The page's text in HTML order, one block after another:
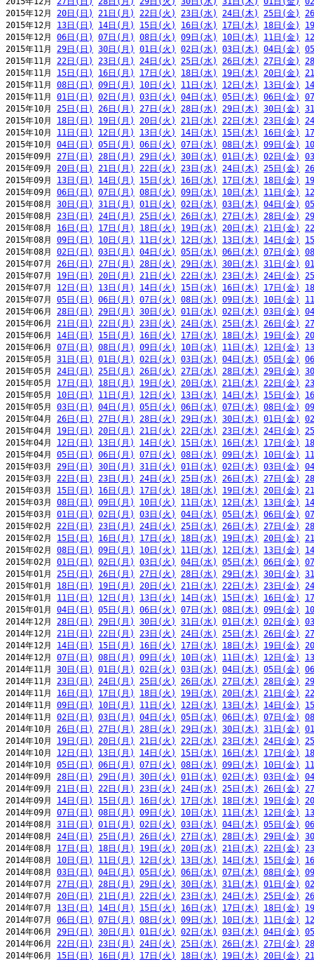
2015年12月 20日(日) 21日(月) 22日(火) 23日(水) 24日(木) 25日(金)
2015年12月 13日(日) 14日(月) 15日(火) 16日(水) 17日(木) 18日(金)
2015年12月 06日(日) 07日(月) 08日(火) 09日(水) 10日(木) 11日(金)
2015年11月 29日(日) 30日(月) 01日(火) 02日(水) 03日(木) 04日(金)
2015年11月 22日(日) 23日(月) 24日(火) 25日(水) 26日(木) 27日(金)
2015年11月 15日(日) 16日(月) 17日(火) 18日(水) 19日(木) 20日(金)
2015年11月 08日(日) 09日(月) 10日(火) 11日(水) 12日(木) 13日(金)
2015年11月 01日(日) 02日(月) 03日(火) 04日(水) 05日(木) 06日(金)
2015年10月 25日(日) 26日(月) 27日(火) 28日(水) 29日(木) 30日(金)
2015年10月 18日(日) 19日(月) 20日(火) 21日(水) 22日(木) 23日(金)
2015年10月 11日(日) 12日(月) 13日(火) 14日(水) 15日(木) 16日(金)
2015年10月 04日(日) 05日(月) 06日(火) 07日(水) 08日(木) 09日(金)
2015年09月 27日(日) 28日(月) 29日(火) 30日(水) 01日(木) 02日(金)
2015年09月 20日(日) 21日(月) 22日(火) 23日(水) 24日(木) 25日(金)
2015年09月 13日(日) 14日(月) 15日(火) 16日(水) 17日(木) 18日(金)
2015年09月 06日(日) 07日(月) 08日(火) 09日(水) 10日(木) 11日(金)
2015年08月 30日(日) 31日(月) 01日(火) 02日(水) 03日(木) 04日(金)
2015年08月 23日(日) 24日(月) 25日(火) 26日(水) 27日(木) 28日(金)
2015年08月 16日(日) 17日(月) 18日(火) 19日(水) 20日(木) 21日(金)
2015年08月 09日(日) 10日(月) 11日(火) 12日(水) 13日(木) 14日(金)
2015年08月 02日(日) 03日(月) 04日(火) 05日(水) 06日(木) 07日(金)
2015年07月 26日(日) 27日(月) 28日(火) 29日(水) 30日(木) 31日(金)
2015年07月 19日(日) 20日(月) 21日(火) 22日(水) 23日(木) 24日(金)
2015年07月 12日(日) 13日(月) 14日(火) 15日(水) 16日(木) 17日(金)
2015年07月 05日(日) 06日(月) 07日(火) 08日(水) 09日(木) 10日(金)
2015年06月 28日(日) 29日(月) 30日(火) 01日(水) 02日(木) 03日(金)
2015年06月 21日(日) 22日(月) 23日(火) 24日(水) 25日(木) 26日(金)
2015年06月 14日(日) 15日(月) 16日(火) 17日(水) 18日(木) 19日(金)
2015年06月 07日(日) 08日(月) 09日(火) 10日(水) 11日(木) 12日(金)
2015年05月 31日(日) 01日(月) 02日(火) 03日(水) 04日(木) 05日(金)
2015年05月 24日(日) 25日(月) 26日(火) 27日(水) 28日(木) 29日(金)
2015年05月 17日(日) 18日(月) 19日(火) 20日(水) 21日(木) 22日(金)
2015年05月 10日(日) 11日(月) 12日(火) 13日(水) 14日(木) 15日(金)
2015年05月 03日(日) 04日(月) 05日(火) 06日(水) 07日(木) 08日(金)
2015年04月 26日(日) 27日(月) 28日(火) 29日(水) 30日(木) 01日(金)
2015年04月 19日(日) 20日(月) 21日(火) 22日(水) 23日(木) 24日(金)
2015年04月 12日(日) 13日(月) 14日(火) 15日(水) 16日(木) 17日(金)
2015年04月 05日(日) 06日(月) 07日(火) 08日(水) 09日(木) 10日(金)
2015年03月 29日(日) 30日(月) 31日(火) 01日(水) 02日(木) 03日(金)
2015年03月 22日(日) 23日(月) 24日(火) 25日(水) 26日(木) 27日(金)
2015年03月 15日(日) 16日(月) 17日(火) 18日(水) 19日(木) 20日(金)
2015年03月 08日(日) 09日(月) 10日(火) 11日(水) 12日(木) 13日(金)
2015年03月 01日(日) 02日(月) 03日(火) 04日(水) 05日(木) 06日(金)
2015年02月 22日(日) 23日(月) 24日(火) 25日(水) 26日(木) 27日(金)
2015年02月 15日(日) 16日(月) 17日(火) 18日(水) 19日(木) 20日(金)
2015年02月 08日(日) 09日(月) 10日(火) 11日(水) 12日(木) 13日(金)
2015年02月 01日(日) 02日(月) 03日(火) 04日(水) 05日(木) 06日(金)
2015年01月 25日(日) 26日(月) 27日(火) 28日(水) 29日(木) 30日(金)
2015年01月 18日(日) 19日(月) 20日(火) 21日(水) 22日(木) 23日(金)
2015年01月 11日(日) 12日(月) 13日(火) 14日(水) 15日(木) 16日(金)
2015年01月 04日(日) 05日(月) 06日(火) 07日(水) 08日(木) 09日(金)
2014年12月 28日(日) 29日(月) 30日(火) 31日(水) 01日(木) 02日(金)
2014年12月 21日(日) 22日(月) 23日(火) 24日(水) 25日(木) 26日(金)
2014年12月 14日(日) 15日(月) 16日(火) 17日(水) 18日(木) 19日(金)
2014年12月 07日(日) 08日(月) 09日(火) 10日(水) 11日(木) 12日(金)
2014年11月 30日(日) 01日(月) 02日(火) 03日(水) 04日(木) 05日(金)
2014年11月 23日(日) 24日(月) 25日(火) 26日(水) 27日(木) 28日(金)
2014年11月 16日(日) 17日(月) 18日(火) 19日(水) 20日(木) 21日(金)
2014年11月 09日(日) 10日(月) 11日(火) 12日(水) 13日(木) 14日(金)
2014年11月 02日(日) 03日(月) 04日(火) 05日(水) 06日(木) 07日(金)
2014年10月 26日(日) 27日(月) 28日(火) 29日(水) 30日(木) 31日(金)
2014年10月 19日(日) 20日(月) 21日(火) 22日(水) 23日(木) 24日(金)
2014年10月 12日(日) 13日(月) 14日(火) 15日(水) 16日(木) 17日(金)
2014年10月 05日(日) 06日(月) 07日(火) 08日(水) 09日(木) 10日(金)
2014年09月 28日(日) 29日(月) 30日(火) 01日(水) 02日(木) 03日(金)
2014年09月 21日(日) 22日(月) 23日(火) 24日(水) 25日(木) 26日(金)
2014年09月 14日(日) 15日(月) 16日(火) 17日(水) 18日(木) 19日(金)
2014年09月 07日(日) 08日(月) 09日(火) 10日(水) 11日(木) 12日(金)
2014年08月 31日(日) 01日(月) 02日(火) 03日(水) 04日(木) 05日(金)
2014年08月 24日(日) 25日(月) 26日(火) 27日(水) 28日(木) 29日(金)
2014年08月 17日(日) 18日(月) 19日(火) 20日(水) 21日(木) 22日(金)
2014年08月 10日(日) 11日(月) 12日(火) 13日(水) 14日(木) 15日(金)
2014年08月 03日(日) 04日(月) 05日(火) 06日(水) 07日(木) 08日(金)
2014年07月 27日(日) 28日(月) 29日(火) 30日(水) 31日(木) 01日(金)
2014年07月 20日(日) 21日(月) 22日(火) 23日(水) 24日(木) 25日(金)
2014年07月 13日(日) 14日(月) 15日(火) 16日(水) 17日(木) 18日(金)
2014年07月 06日(日) 07日(月) 08日(火) 09日(水) 10日(木) 11日(金)
2014年06月 29日(日) 30日(月) 01日(火) 02日(水) 03日(木) 04日(金)
2014年06月 22日(日) 23日(月) 24日(火) 25日(水) 26日(木) 27日(金)
2014年06月 15日(日) 16日(月) 17日(火) 18日(水) 19日(木) 20日(金)